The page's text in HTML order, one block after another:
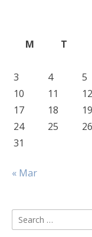
M
T
3
4 5
10
11 12
17
18 19
24
25 26
31
« Mar
Search
for: